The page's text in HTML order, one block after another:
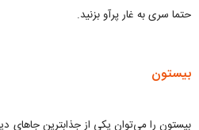
حتما سری به غار پرآو بزنید.
بیستون
بیستون را می‌توان یکی از جذابترین جاهای